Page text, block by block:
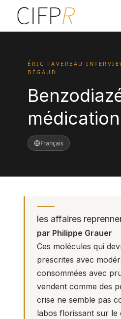
ÉRIC FAVEREAU
BÉGAUD
Français
les affaires
par Philippe Grauer
Ces molécules qui
prescrites avec
consommées avec
vendent comme des
crise ne semble pas
labos florissant sur le